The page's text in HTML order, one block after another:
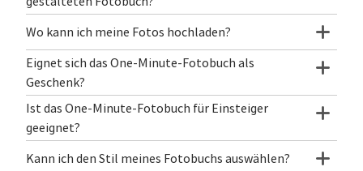
Wo kann ich meine Fotos hochladen?
Eignet sich das One-Minute-Fotobuch als
Geschenk?
Ist das One-Minute-Fotobuch für Einsteiger
geeignet?
Kann ich den Stil meines Fotobuchs auswählen?